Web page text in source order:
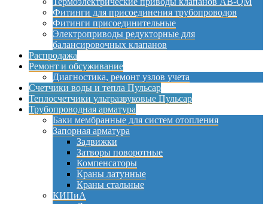
Фитинги для присоединения трубопроводов
Фитинги присоединительные
Электроприводы редукторные для
балансировочных клапанов
Распродажа
Ремонт и обсуживание
Диагностика, ремонт узлов учета
Счетчики воды и тепла Пульсар
Теплосчетчики ультразвуковые Пульсар
Трубопроводная арматура
Баки мембранные для систем отопления
Запорная арматура
Задвижки
Затворы поворотные
Компенсаторы
Краны латунные
Краны стальные
КИПиА